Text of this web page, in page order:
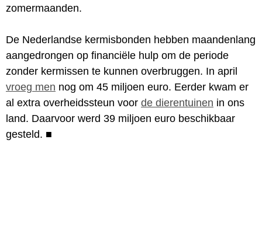
zomermaanden.
De Nederlandse kermisbonden hebben maandenlang
aangedrongen op financiële hulp om de periode
zonder kermissen te kunnen overbruggen. In april
vroeg men nog om 45 miljoen euro. Eerder kwam er
al extra overheidssteun voor de dierentuinen in ons
land. Daarvoor werd 39 miljoen euro beschikbaar
gesteld. ■